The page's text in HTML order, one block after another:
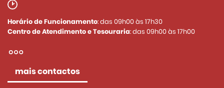
Horário de Funcionamento: das 09h00 às 17h30
Centro de Atendimento e Tesouraria: das 09h00 às 17h00
mais contactos